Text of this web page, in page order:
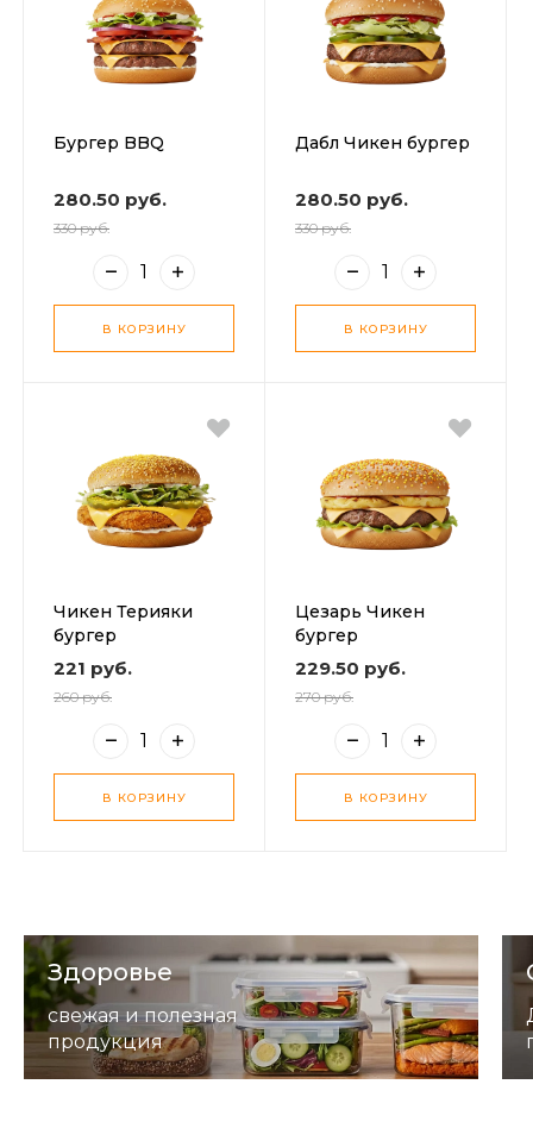
Бургер BBQ
280.50 руб.
330 руб.
В КОРЗИНУ
Дабл Чикен бургер
280.50 руб.
330 руб.
В КОРЗИНУ
Чикен Терияки
бургер
221 руб.
260 руб.
В КОРЗИНУ
Цезарь Чикен
бургер
229.50 руб.
270 руб.
В КОРЗИНУ
Здоровье
свежая и полезная
продукция